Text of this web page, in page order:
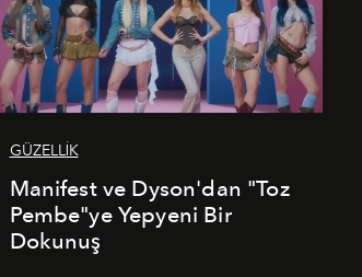
GÜZELLİK
Manifest ve Dyson'dan "Toz
Pembe"ye Yepyeni Bir
Dokunuş